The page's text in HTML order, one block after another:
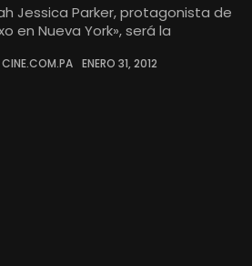
Jessica Parker, protagonista de
en Nueva York», será la
CINE.COM.PA ENERO 31, 2012